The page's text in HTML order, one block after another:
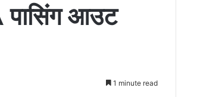
पासिंग आउट
1 minute read